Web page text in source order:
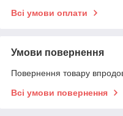
Всі умови оплати
Умови повернення
Повернення товару
Всі умови повернення